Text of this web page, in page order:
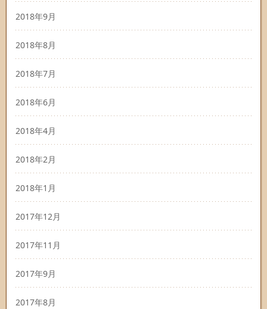
2018年9月
2018年8月
2018年7月
2018年6月
2018年4月
2018年2月
2018年1月
2017年12月
2017年11月
2017年9月
2017年8月